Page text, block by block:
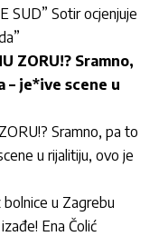
SUD” Sotir ocjenjuje
ZORU!? Sramno,
– je*ive scene u
Sramno, pa to
u rijalitiju, ovo je
bolnice u Zagrebu
Ena Čolić